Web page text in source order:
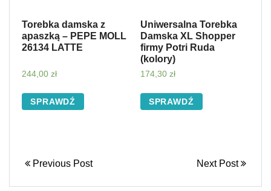
Torebka damska z
apaszką – PEPE MOLL
26134 LATTE
244,00 zł
SPRAWDŹ
Uniwersalna Torebka
Damska XL Shopper
firmy Potri Ruda
(kolory)
174,30 zł
SPRAWDŹ
Previous Post Next Post